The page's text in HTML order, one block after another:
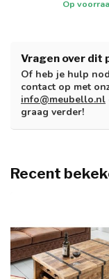
Op
Vragen over dit
Of heb je hulp
contact op met
info@meubello.nl
graag verder!
Recent